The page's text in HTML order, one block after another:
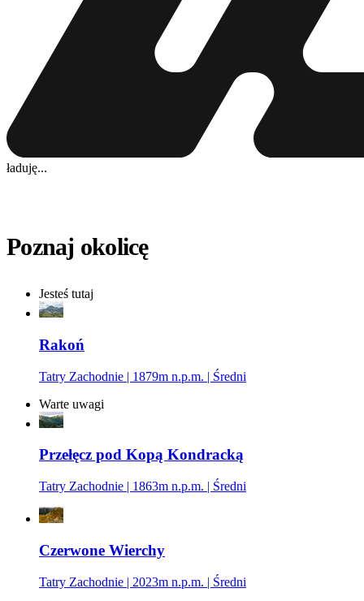
ładuję...
Poznaj okolicę
Jesteś tutaj
Rakoń
Tatry Zachodnie | 1879m n.p.m. | Średni
Warte uwagi
Przełęcz pod Kopą Kondracką
Tatry Zachodnie | 1863m n.p.m. | Średni
Czerwone Wierchy
Tatry Zachodnie | 2023m n.p.m. | Średni